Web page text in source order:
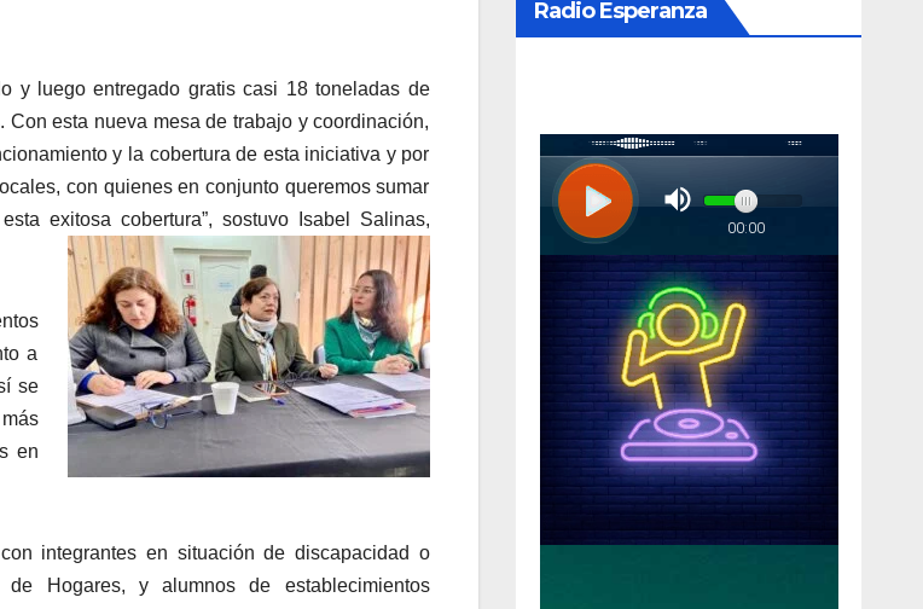
y luego entregado gratis casi 18 toneladas de
esta nueva mesa de trabajo y coordinación,
y la cobertura de esta iniciativa y por
con quienes en conjunto queremos sumar
exitosa cobertura”, sostuvo Isabel Salinas,
a
se
en
integrantes en situación de discapacidad o
Hogares, y alumnos de establecimientos
Radio Esperanza